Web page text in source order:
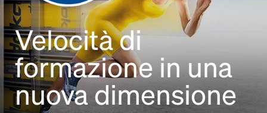
Velocità di
formazione in una
nuova dimensione